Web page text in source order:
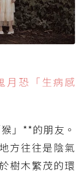
月恐「生病感
」**的朋友。
方往往是陰氣
樹木繁茂的環